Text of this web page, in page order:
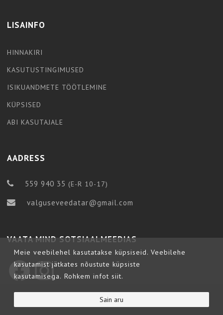
Meie veebilehel kasutatakse küpsiseid. Veebilehe
kasutamist jätkates nõustute küpsiste
kasutamisega. Rohkem infot siit.
Sain aru
LISAINFO
HINNAKIRI
KASUTUSTINGIMUSED
ISIKUANDMETE TÖÖTLEMINE
KÜPSISED
ABI KASUTAJALE
AADRESS
559 940 35 (E-R 10-17)
valguseveedatar@gmail.com
VAATA MIND SOTSIAALMEEDIAS
FacebookInstagram
Copyright © 2023 Valguseveedatar.ee